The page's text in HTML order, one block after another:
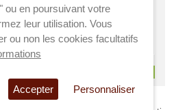
SANTÉ AGRICULTEURS
ou en poursuivant votre
leur utilisation. Vous
ou non les cookies facultatifs
Accepter Personnaliser